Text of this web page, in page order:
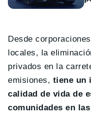
Desde
locales, la
privados en la
emisiones, tiene un
calidad de vida de
comunidades en